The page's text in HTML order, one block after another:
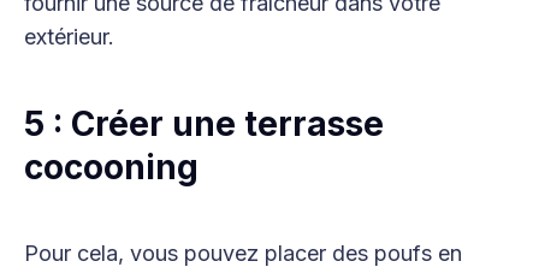
extérieur.
5 : Créer une terrasse
cocooning
Pour cela, vous pouvez placer des poufs en